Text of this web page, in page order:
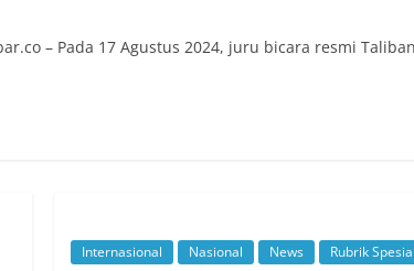
– Pada 17 Agustus 2024, juru bicara resmi Taliban
Internasional Nasional News Rubrik Spesial